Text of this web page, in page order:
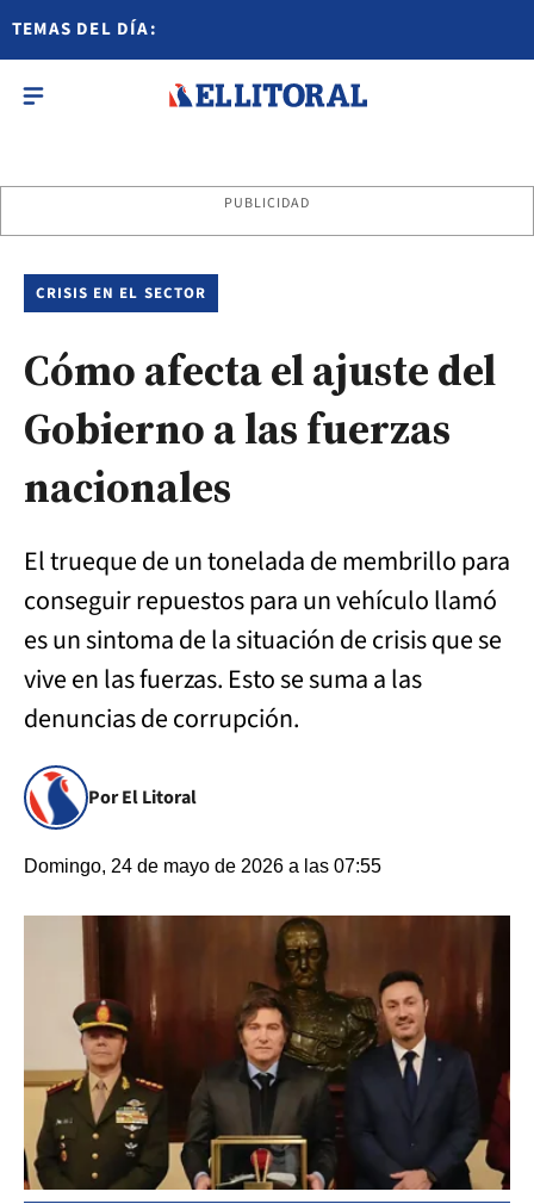
TEMAS DEL DÍA:
PUBLICIDAD
CRISIS EN EL SECTOR
Cómo afecta el ajuste del
Gobierno a las fuerzas
nacionales
El trueque de un tonelada de membrillo para
conseguir repuestos para un vehículo llamó
es un sintoma de la situación de crisis que se
vive en las fuerzas. Esto se suma a las
denuncias de corrupción.
Por El Litoral
Domingo, 24 de mayo de 2026 a las 07:55